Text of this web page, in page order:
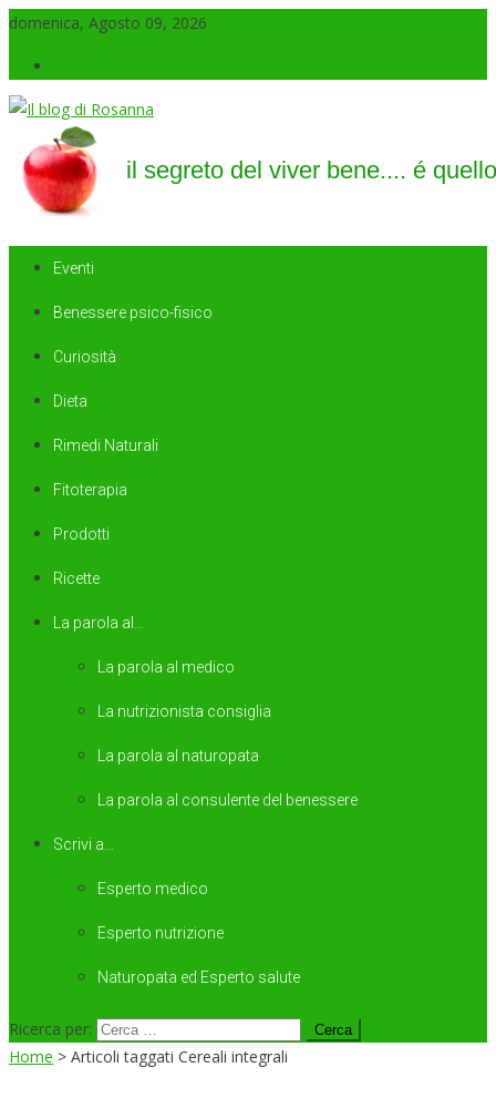
domenica, Agosto 09, 2026
Il blog di Rosanna
il segreto del viver bene…. é quello di saper sorridere sempre
Eventi
Benessere psico-fisico
Curiosità
Dieta
Rimedi Naturali
Fitoterapia
Prodotti
Ricette
La parola al…
La parola al medico
La nutrizionista consiglia
La parola al naturopata
La parola al consulente del benessere
Scrivi a…
Esperto medico
Esperto nutrizione
Naturopata ed Esperto salute
Ricerca per:
Home > Articoli taggati Cereali integrali